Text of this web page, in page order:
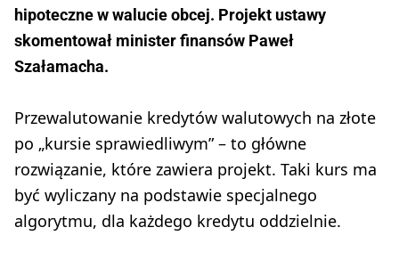
hipoteczne w walucie obcej. Projekt ustawy
skomentował minister finansów Paweł
Szałamacha.
Przewalutowanie kredytów walutowych na złote
po „kursie sprawiedliwym” – to główne
rozwiązanie, które zawiera projekt. Taki kurs ma
być wyliczany na podstawie specjalnego
algorytmu, dla każdego kredytu oddzielnie.